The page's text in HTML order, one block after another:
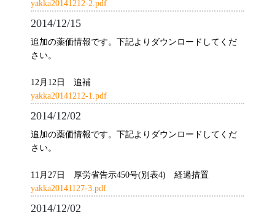
yakka20141212-2.pdf
2014/12/15
追加の薬価情報です。下記よりダウンロードしてくだ
さい。
12月12日 追補
yakka20141212-1.pdf
2014/12/02
追加の薬価情報です。下記よりダウンロードしてくだ
さい。
11月27日 厚労省告示450号(別表4) 経過措置
yakka20141127-3.pdf
2014/12/02